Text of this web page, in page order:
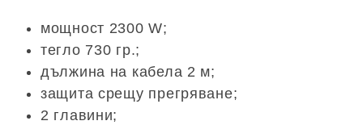
мощност 2300 W;
тегло 730 гр.;
дължина на кабела 2 м;
защита срещу прегряване;
2 главини;